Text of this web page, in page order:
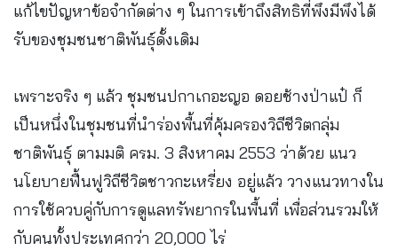
แก้ไขปัญหาข้อจำกัดต่าง ๆ ในการเข้าถึงสิทธิที่พึงมีพึงได้
รับของชุมชนชาติพันธุ์ดั้งเดิม
เพราะจริง ๆ แล้ว ชุมชนปกาเกอะญอ ดอยช้างป่าแป๋ ก็
เป็นหนึ่งในชุมชนที่นำร่องพื้นที่คุ้มครองวิถีชีวิตกลุ่ม
ชาติพันธุ์ ตามมติ ครม. 3 สิงหาคม 2553 ว่าด้วย แนว
นโยบายฟื้นฟูวิถีชีวิตชาวกะเหรี่ยง อยู่แล้ว วางแนวทางใน
การใช้ควบคู่กับการดูแลทรัพยากรในพื้นที่ เพื่อส่วนรวมให้
กับคนทั้งประเทศกว่า 20,000 ไร่